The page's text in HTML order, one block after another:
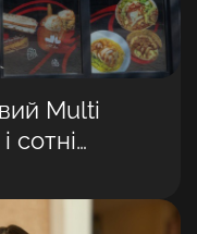
Multi
сотні